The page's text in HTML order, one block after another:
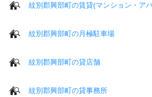
紋別郡興部町の賃貸(マンション・ア
紋別郡興部町の月極駐車場
紋別郡興部町の貸店舗
紋別郡興部町の貸事務所